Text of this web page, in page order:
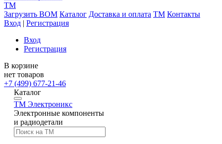
TM
Загрузить BOM Каталог Доставка и оплата TM Контакты
Вход | Регистрация
Вход
Регистрация
В корзине
нет товаров
+7 (499) 677-21-46
Каталог
TM Электроникс
Электронные компоненты
и радиодетали